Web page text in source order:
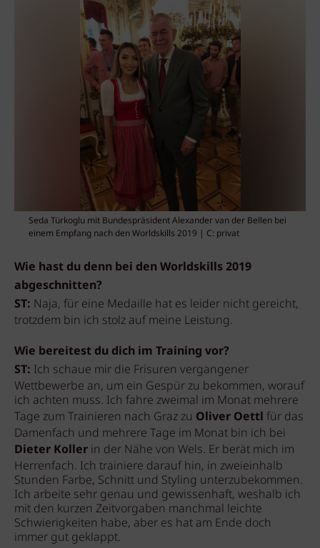
Seda Türkoglu mit Bundespräsident Alexander van der Bellen bei
einem Empfang nach den Worldskills 2019 | C: privat
Wie hast du denn bei den Worldskills 2019
abgeschnitten?
ST: Naja, für eine Medaille hat es leider nicht gereicht,
trotzdem bin ich stolz auf meine Leistung.
Wie bereitest du dich im Training vor?
ST: Ich schaue mir die Frisuren vergangener
Wettbewerbe an, um ein Gespür zu bekommen, worauf
ich achten muss. Ich fahre zweimal im Monat mehrere
Tage zum Trainieren nach Graz zu Oliver Oettl für das
Damenfach und mehrere Tage im Monat bin ich bei
Dieter Koller in der Nähe von Wels. Er berät mich im
Herrenfach. Ich trainiere darauf hin, in zweieinhalb
Stunden Farbe, Schnitt und Styling unterzubekommen.
Ich arbeite sehr genau und gewissenhaft, weshalb ich
mit den kurzen Zeitvorgaben manchmal leichte
Schwierigkeiten habe, aber es hat am Ende doch
immer gut geklappt.